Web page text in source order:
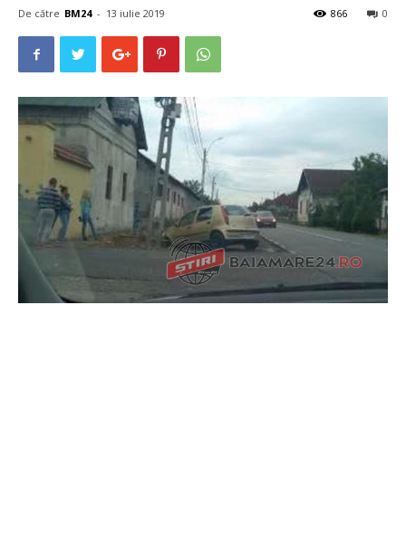
De către BM24 - 13 iulie 2019 0
866